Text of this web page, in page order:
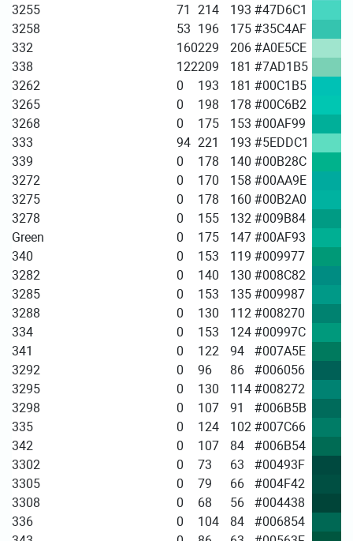
3255
71 214 193 #47D6C1
3258
53 196 175 #35C4AF
332
160229 206 #A0E5CE
338
122209 181 #7AD1B5
3262
0 193 181 #00C1B5
3265
0 198 178 #00C6B2
3268
0 175 153 #00AF99
333
94 221 193 #5EDDC1
339
0 178 140 #00B28C
3272
0 170 158 #00AA9E
3275
0 178 160 #00B2A0
3278
0 155 132 #009B84
Green
0 175 147 #00AF93
340
0 153 119 #009977
3282
0 140 130 #008C82
3285
0 153 135 #009987
3288
0 130 112 #008270
334
0 153 124 #00997C
341
0 122 94
#007A5E
3292
0 96 86
#006056
3295
0 130 114 #008272
3298
0 107 91
#006B5B
335
0 124 102 #007C66
342
0 107 84
#006B54
3302
0 73 63
#00493F
3305
0 79 66
#004F42
3308
0 68 56
#004438
336
0 104 84
#006854